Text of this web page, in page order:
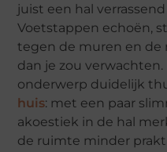
juist een hal
Voetstappen echoën,
tegen de muren en de
dan je zou
onderwerp duidelijk
huis: met een paar
akoestiek in de hal
de ruimte minder